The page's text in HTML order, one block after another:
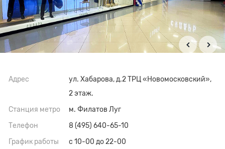
Адрес
ул. Хабарова, д.2 ТРЦ «Новомосковский»,
2 этаж.
Станция метро
м. Филатов Луг
Телефон
8 (495) 640-65-10
График работы
с 10-00 до 22-00